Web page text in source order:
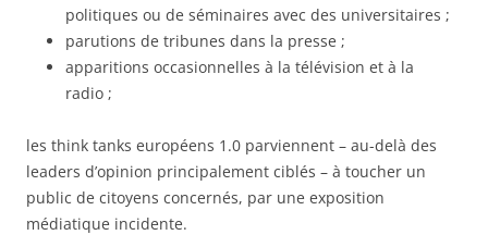
politiques ou de séminaires avec des universitaires ;
parutions de tribunes dans la presse ;
apparitions occasionnelles à la télévision et à la
radio ;
les think tanks européens 1.0 parviennent – au-delà des
leaders d’opinion principalement ciblés – à toucher un
public de citoyens concernés, par une exposition
médiatique incidente.